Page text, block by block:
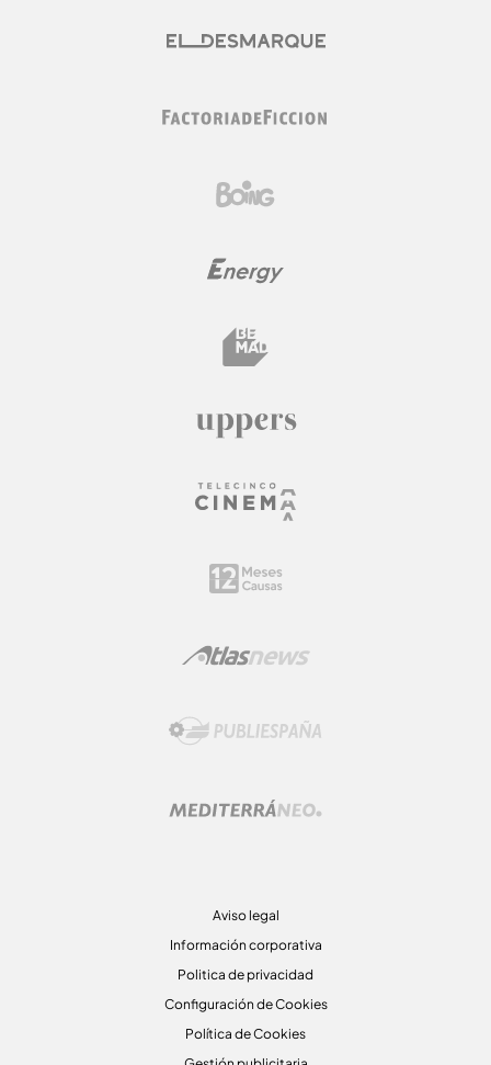
Aviso legal
Información corporativa
Politica de privacidad
Configuración de Cookies
Política de Cookies